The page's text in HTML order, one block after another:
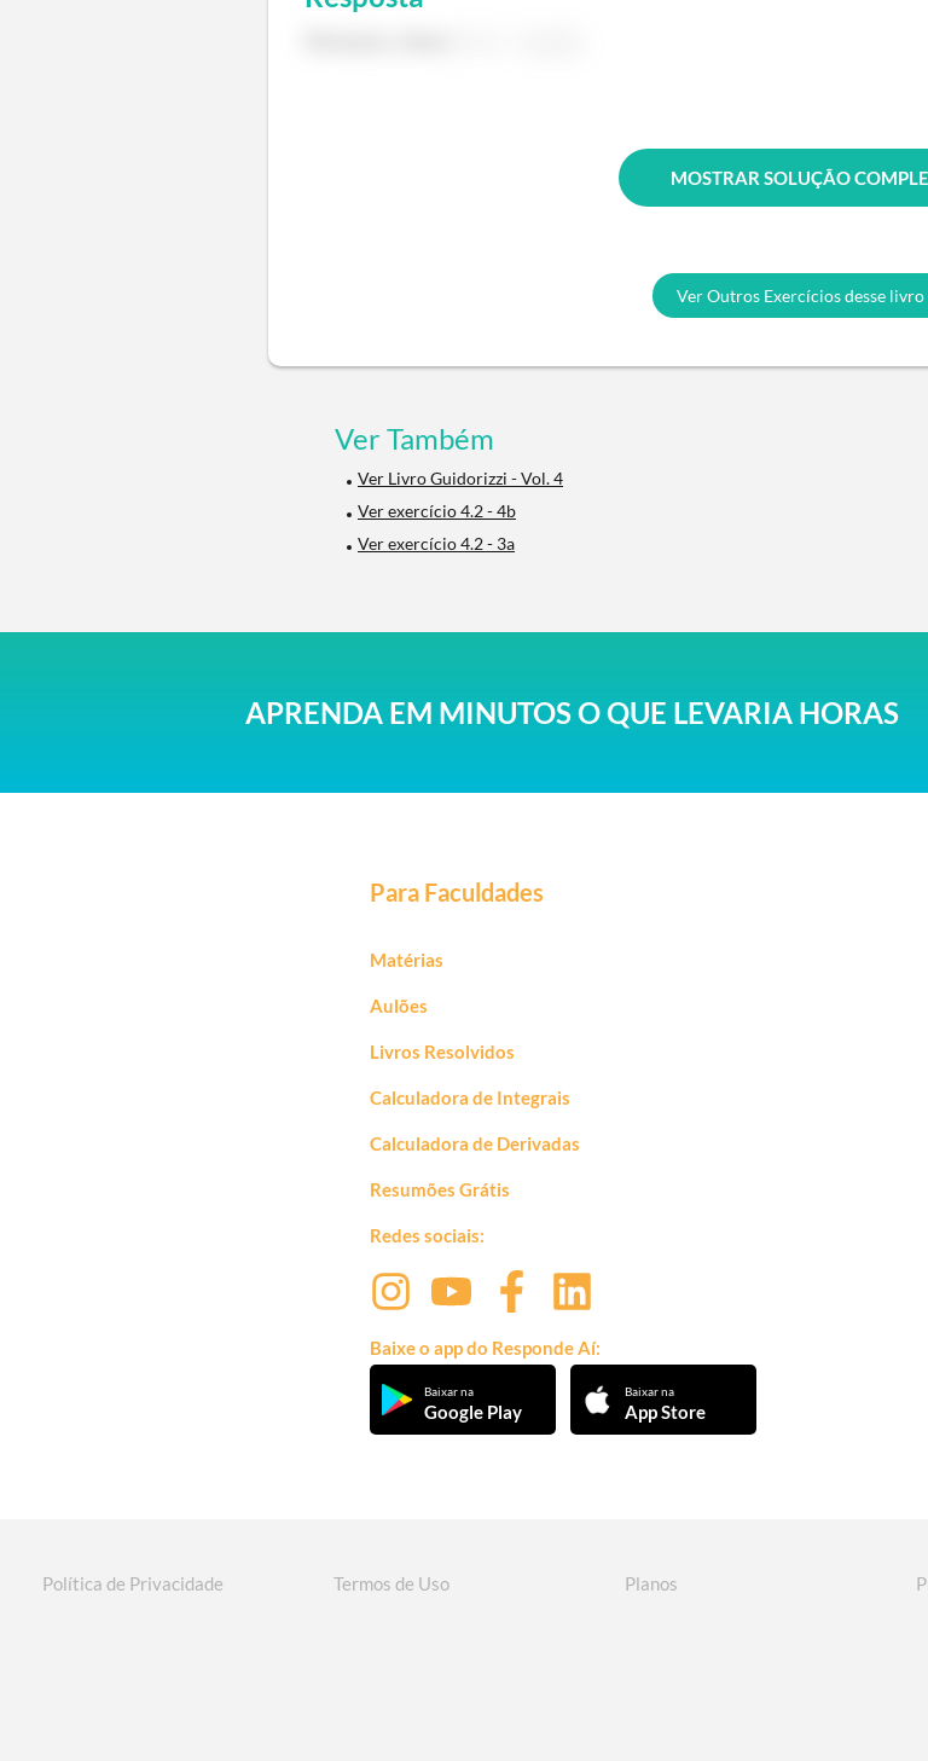
MOSTRAR SOLUÇÃO
Ver Outros Exercícios desse livro
Ver Também
Ver Livro Guidorizzi - Vol. 4
Ver exercício 4.2 - 4b
Ver exercício 4.2 - 3a
APRENDA EM MINUTOS O QUE LEVARIA HORAS
Para Faculdades
Matérias
Aulões
Livros Resolvidos
Calculadora de Integrais
Calculadora de Derivadas
Resumões Grátis
Redes sociais:
Baixe o app do Responde Aí:
Baixar na
Google Play
Baixar na
App Store
Política de Privacidade Termos de Uso Planos